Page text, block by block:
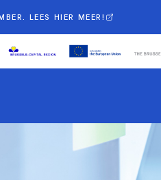
LEES HIER MEER!